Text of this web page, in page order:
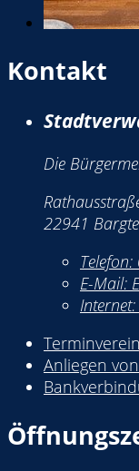
Kontakt
Die
22941
Telefon:
E-Mail:
Internet:
Anliegen